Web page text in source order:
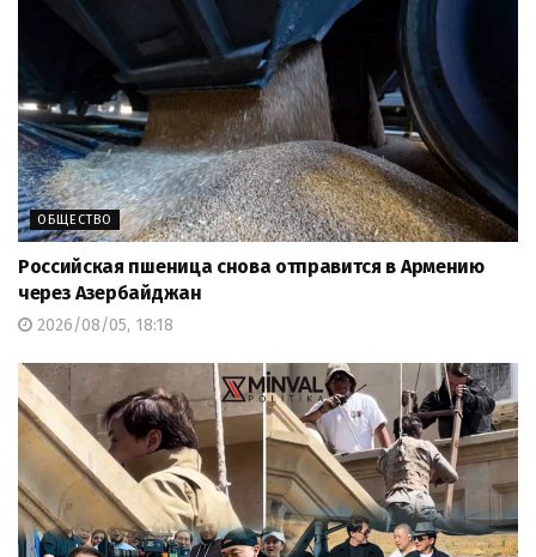
ОБЩЕСТВО
Российская пшеница снова отправится в Армению
через Азербайджан
2026/08/05, 18:18